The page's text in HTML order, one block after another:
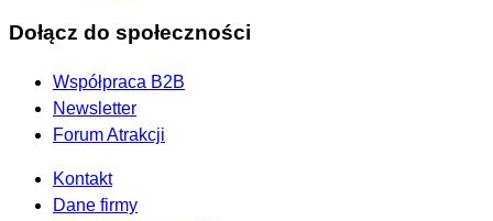
Dołącz do społeczności
Współpraca B2B
Newsletter
Forum Atrakcji
Kontakt
Dane firmy